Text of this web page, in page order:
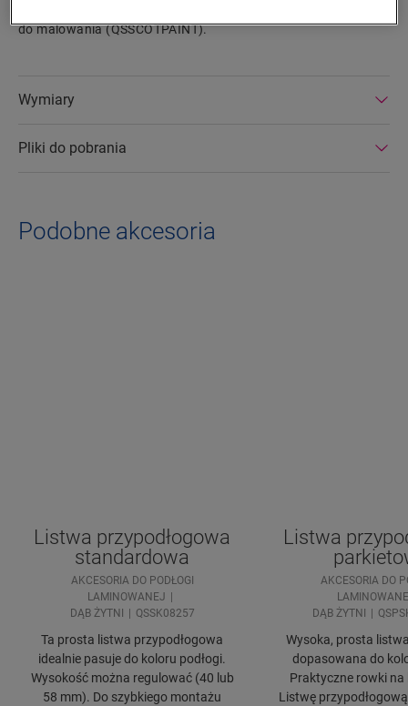
do malowania (QSSCOTPAINT).
Wymiary
Pliki do pobrania
Podobne akcesoria
Listwa przypodłogowa
standardowa
AKCESORIA DO PODŁOGI
LAMINOWANEJ
DĄB ŻYTNI
QSSK08257
Ta prosta listwa przypodłogowa
idealnie pasuje do koloru podłogi.
Wysokość można regulować (40 lub
58 mm). Do szybkiego montażu
Listwa
AKCESORIA DO
DĄB ŻYTNI
Wysoka, prosta
dopasowana do
Praktyczne rowki na
Listwę